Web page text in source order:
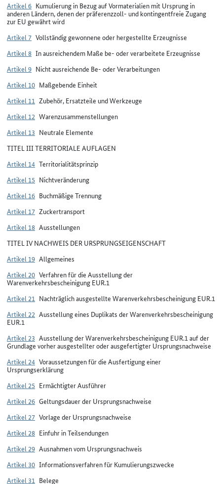
Artikel 6 Kumulierung in Bezug auf Vormaterialien mit Ursprung in
anderen Ländern, denen der präferenzzoll- und kontingentfreie Zugang
zur EU gewährt wird
Artikel 7 Vollständig gewonnene oder hergestellte Erzeugnisse
Artikel 8 In ausreichendem Maße be- oder verarbeitete Erzeugnisse
Artikel 9 Nicht ausreichende Be- oder Verarbeitungen
Artikel 10 Maßgebende Einheit
Artikel 11 Zubehör, Ersatzteile und Werkzeuge
Artikel 12 Warenzusammenstellungen
Artikel 13 Neutrale Elemente
TITEL III TERRITORIALE AUFLAGEN
Artikel 14 Territorialitätsprinzip
Artikel 15 Nichtveränderung
Artikel 16 Buchmäßige Trennung
Artikel 17 Zuckertransport
Artikel 18 Ausstellungen
TITEL IV NACHWEIS DER URSPRUNGSEIGENSCHAFT
Artikel 19 Allgemeines
Artikel 20 Verfahren für die Ausstellung der
Warenverkehrsbescheinigung EUR.1
Artikel 21 Nachträglich ausgestellte Warenverkehrsbescheinigung EUR.1
Artikel 22 Ausstellung eines Duplikats der Warenverkehrsbescheinigung
EUR.1
Artikel 23 Ausstellung der Warenverkehrsbescheinigung EUR.1 auf der
Grundlage vorher ausgestellter oder ausgefertigter Ursprungsnachweise
Artikel 24 Voraussetzungen für die Ausfertigung einer
Ursprungserklärung
Artikel 25 Ermächtigter Ausführer
Artikel 26 Geltungsdauer der Ursprungsnachweise
Artikel 27 Vorlage der Ursprungsnachweise
Artikel 28 Einfuhr in Teilsendungen
Artikel 29 Ausnahmen vom Ursprungsnachweis
Artikel 30 Informationsverfahren für Kumulierungszwecke
Artikel 31 Belege